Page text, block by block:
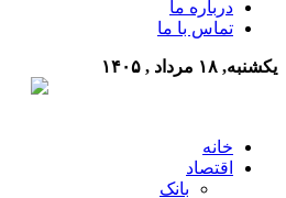
درباره ما
تماس با ما
یکشنبه, ۱۸ مرداد , ۱۴۰۵
خانه
اقتصاد
بانک